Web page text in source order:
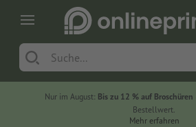
Nur im August: Bis zu 12 % auf
Bestellwert.
Mehr erfahren